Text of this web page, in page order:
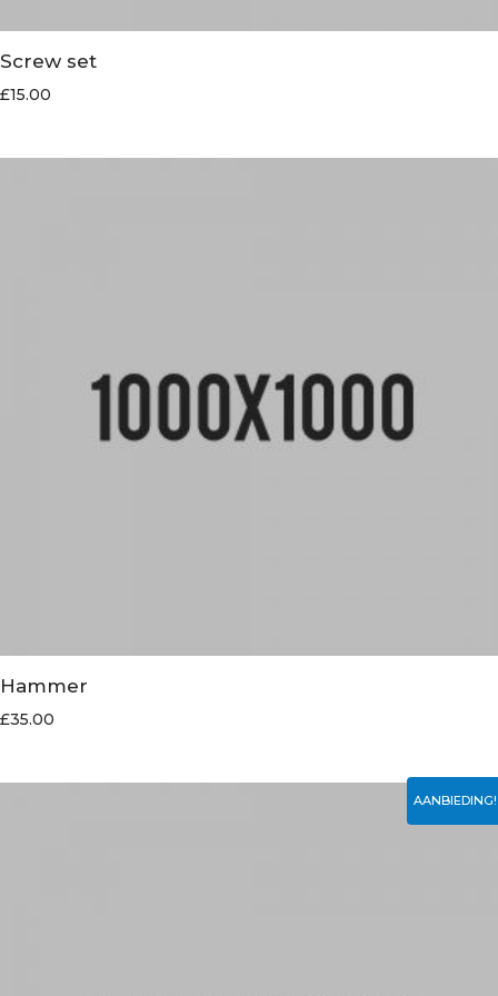
Screw set
£15.00
Hammer
£35.00
AANBIEDING!